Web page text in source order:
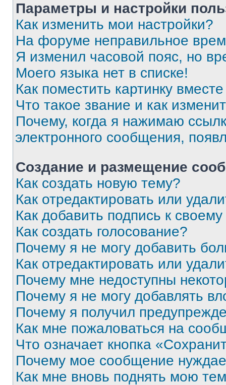
Параметры и настройки
Как изменить мои настройки?
На форуме неправильное
Я изменил часовой пояс, но
Моего языка нет в списке!
Как поместить картинку
Что такое звание и как
Почему, когда я нажимаю
электронного сообщения,
Создание и размещение
Как создать новую тему?
Как отредактировать или
Как добавить подпись к
Как создать голосование?
Почему я не могу добавить
Как отредактировать или
Почему мне недоступны
Почему я не могу добавлять
Почему я получил
Как мне пожаловаться на
Что означает кнопка
Почему мое сообщение
Как мне вновь поднять мою